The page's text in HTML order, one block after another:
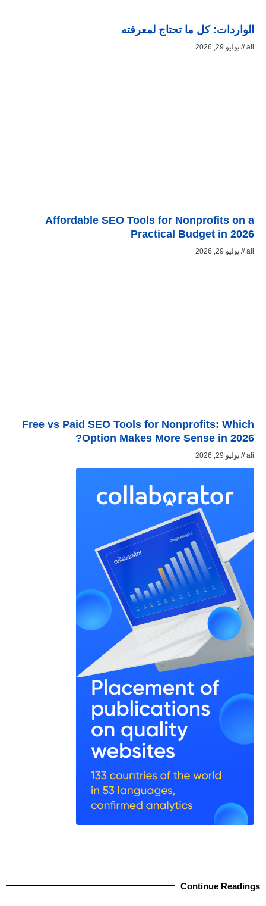
الواردات: كل ما تحتاج لمعرفته
ali يوليو 29, 2026
Affordable SEO Tools for Nonprofits on a
Practical Budget in 2026
ali يوليو 29, 2026
Free vs Paid SEO Tools for Nonprofits: Which
Option Makes More Sense in 2026?
ali يوليو 29, 2026
Continue Readings